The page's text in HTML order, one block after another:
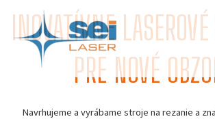
content
INOVATÍVNE
PRE NOVÉ
Navrhujeme a vyrábame stroje na rezanie a